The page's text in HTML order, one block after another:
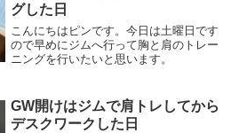
グした日
こんにちはピンです。今日は土曜日です
ので早めにジムへ行って胸と肩のトレー
ニングを行いたいと思います。
GW開けはジムで肩トレしてから
デスクワークした日